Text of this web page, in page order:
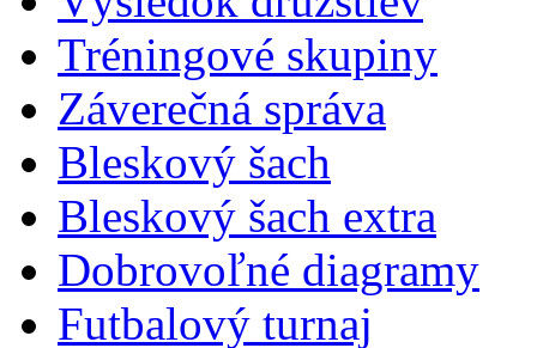
Tréningové skupiny
Záverečná správa
Bleskový šach
Bleskový šach extra
Dobrovoľné diagramy
Futbalový turnaj